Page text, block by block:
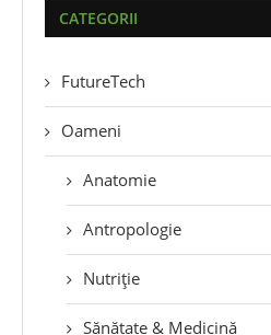
CATEGORII
FutureTech
Oameni
Anatomie
Antropologie
Nutriție
Sănătate & Medicină